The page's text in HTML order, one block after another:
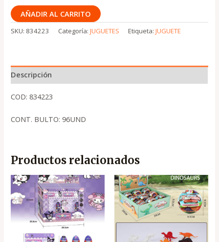
AÑADIR AL CARRITO
SKU: 834223 Categoría:JUGUETES Etiqueta:JUGUETE
Descripción
COD: 834223
CONT. BULTO: 96UND
Productos relacionados
El
precio
original
era:
.
₡900
El
precio
actual
es:
.
₡600
El
precio
original
era:
₡1,100
El
precio
actual
es:
.
₡750